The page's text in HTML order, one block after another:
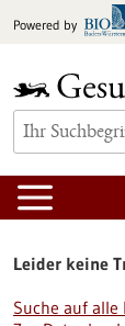
Inhalt
Powered by
Leider keine
Suche auf